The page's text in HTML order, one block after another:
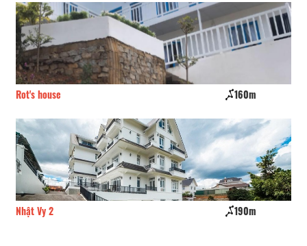
Rot's house 160m
Nhật Vy 2 190m